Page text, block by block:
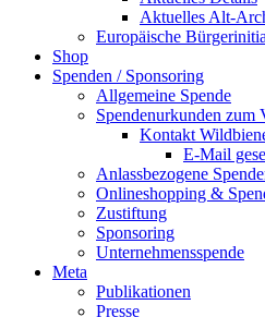
Aktuelles Alt-
Europäische
Shop
Spenden / Sponsoring
Allgemeine Spende
Spendenurkunden zum
Kontakt
E-Mail
Anlassbezogene
Onlineshopping &
Zustiftung
Sponsoring
Unternehmensspende
Meta
Publikationen
Presse